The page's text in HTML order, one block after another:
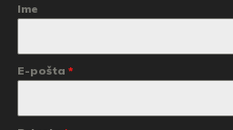
Ime
E-pošta *